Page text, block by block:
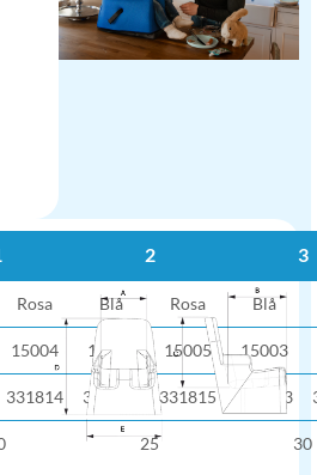
2 3
Rosa Blå Rosa Blå
15004 15002 15005 15003
331814 331812 331815 331813
25 30